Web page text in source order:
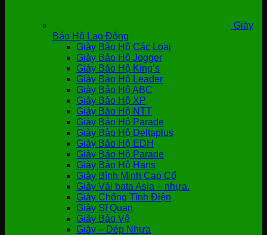
Giày
Bảo Hộ Lao Động
Giày Bảo Hộ Các Loại
Giày Bảo Hộ Jogger
Giày Bảo Hộ King’s
Giày Bảo Hộ Leader
Giày Bảo Hộ ABC
Giày Bảo Hộ XP
Giày Bảo Hộ NTT
Giày Bảo Hộ Parade
Giày Bảo Hộ Deltaplus
Giày Bảo Hộ EDH
Giày Bảo Hộ Parade
Giày Bảo Hộ Hans
Giày Bình Minh Cao Cổ
Giày Vải bata Asia – nhựa.
Giày Chống Tĩnh Điện
Giày Sĩ Quan
Giày Bảo Vệ
Giày – Dép Nhựa